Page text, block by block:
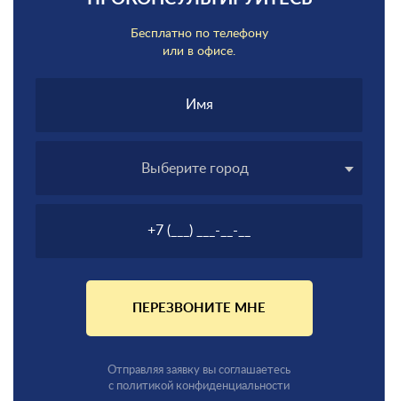
Бесплатно по телефону
или в офисе.
Выберите город
ПЕРЕЗВОНИТЕ МНЕ
Отправляя заявку вы соглашаетесь
с политикой конфиденциальности